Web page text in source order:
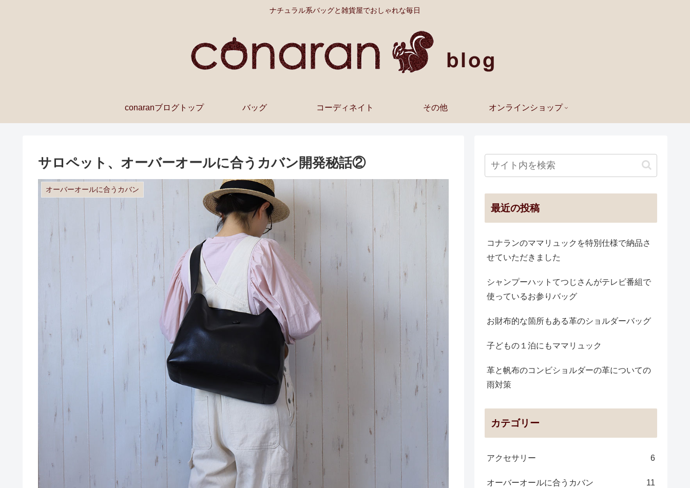
ナチュラル系バッグと雑貨屋でおしゃれな毎日
conaranブログトップ バッグ コーディネイト その他 オンラインショップ
サロペット、オーバーオールに合うカバン開発秘話②
オーバーオールに合うカバン
最近の投稿
コナランのママリュックを特別仕様で納品さ
せていただきました
シャンプーハットてつじさんがテレビ番組で
使っているお参りバッグ
お財布的な箇所もある革のショルダーバッグ
子どもの１泊にもママリュック
革と帆布のコンビショルダーの革についての
雨対策
カテゴリー
アクセサリー 6
オーバーオールに合うカバン 11